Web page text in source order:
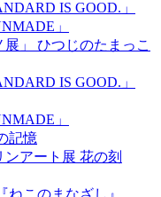
IS GOOD.」
」
展」 ひつじのたまっこ
IS GOOD.」
」
記憶
アート展 花の刻
ねこのまなざし』